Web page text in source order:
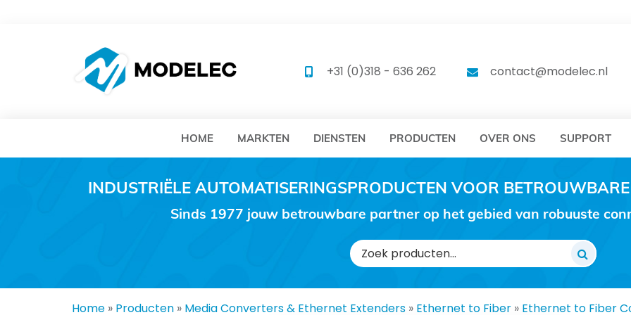
MODELEC MODELEC
+31 (0)318 - 636 262 contact@modelec.nl
HOME MARKTEN DIENSTEN PRODUCTEN OVER ONS SUPPORT
INDUSTRIËLE AUTOMATISERINGSPRODUCTEN VOOR
Sinds 1977 jouw betrouwbare partner op het gebied van robuuste
Zoeken
naar:
Home » Producten » Media Converters & Ethernet Extenders » Ethernet to Fiber » Ethernet to Fiber